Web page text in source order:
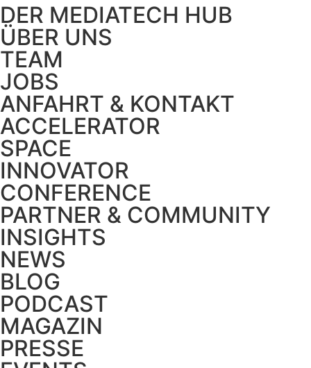
DER MEDIATECH HUB
ÜBER UNS
TEAM
JOBS
ANFAHRT & KONTAKT
ACCELERATOR
SPACE
INNOVATOR
CONFERENCE
PARTNER & COMMUNITY
INSIGHTS
NEWS
BLOG
PODCAST
MAGAZIN
PRESSE